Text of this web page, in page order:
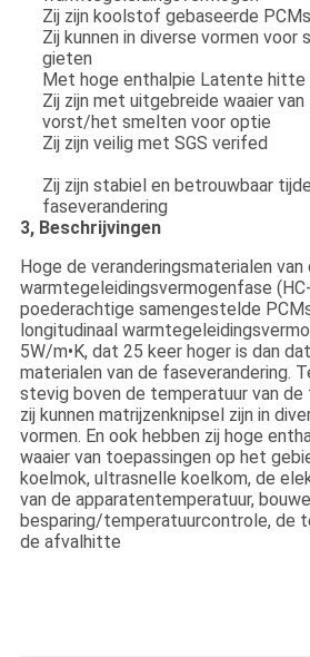
Zij zijn koolstof gebaseerde
Zij kunnen in diverse vormen
gieten
Met hoge enthalpie Latente hitte
Zij zijn met uitgebreide waaier
vorst/het smelten voor optie
Zij zijn veilig met SGS verifed
Zij zijn stabiel en betrouwbaar
faseverandering
3, Beschrijvingen
Hoge de veranderingsmaterialen van
warmtegeleidingsvermogenfase
poederachtige samengestelde
longitudinaal
5W/m•K, dat 25 keer hoger is dan
materialen van de faseverandering.
stevig boven de temperatuur van de
zij kunnen matrijzenknipsel zijn in
vormen. En ook hebben zij hoge
waaier van toepassingen op het
koelmok, ultrasnelle koelkom, de
van de apparatentemperatuur,
besparing/temperatuurcontrole, de
de afvalhitte